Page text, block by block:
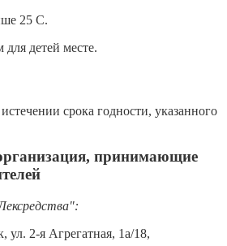
25 С.
детей месте.
срока годности, указанного
принимающие
ул. 2-я Агрегатная, 1а/18,